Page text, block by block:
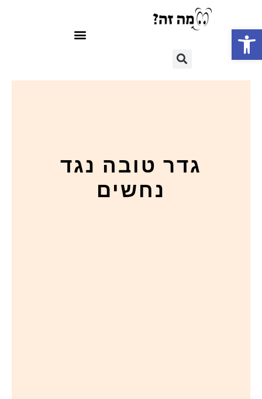
פתח סרגל נגישות
גדר טובה נגד
נחשים